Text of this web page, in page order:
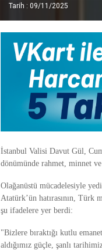
Tarih : 09/11/2025
İstanbul Valisi Davut Gül,
dönümünde rahmet, minnet
Olağanüstü mücadelesiyle
Atatürk’ün hatırasının, Türk
şu ifadelere yer berdi:
"Bizlere bıraktığı kutlu
aldığımız güçle, şanlı